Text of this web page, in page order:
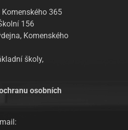
365
156
Komenského
školy,
osobních